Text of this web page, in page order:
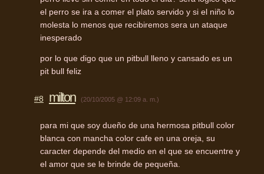
el perro se ira a comer el plato servido y si el niño lo
molesta lo menos que recibiremos sera un ataque
inesperado
por lo que digo que un pitbull lleno y cansado es un
pit bull feliz
#8 milton (20/10/2005 @ 12:09 a. m.)
para mi que soy dueño de una hermosa pitbull color
blanca con mancha color cafe en una oreja, su
caracter depende del medio en el que se encuentre y
el amor que se le brinde de pequeña.